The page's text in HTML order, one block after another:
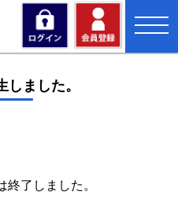
toggle
しました。
終了しました。